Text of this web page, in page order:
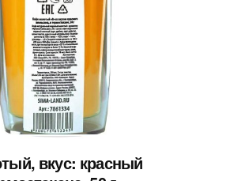
вкус: красный